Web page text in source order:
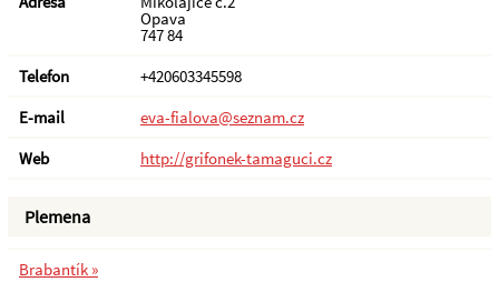
Opava
747 84
Telefon
+420603345598
E-mail
eva-fialova@seznam.cz
Web
http://grifonek-tamaguci.cz
Plemena
Brabantík »